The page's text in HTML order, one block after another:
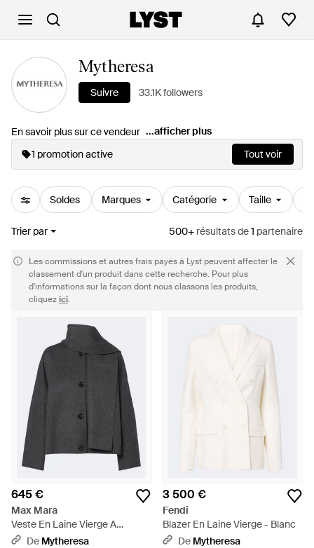
Mytheresa
Suivre 33.1K followers
En savoir plus sur ce vendeur ...afficher plus
1 promotion active
Tout voir
Soldes Marques Catégorie Taille
Trier par 500+ résultatsde1 partenaire
Les commissions et autres frais payés à Lyst peuvent affecter le
classement d'un produit dans cette recherche. Pour plus
d'informations sur la façon dont nous classons les produits,
cliquezici.
645 €
Max Mara
Veste En Laine Vierge A
Echarpe - Noir
De Mytheresa
3 500 €
Fendi
Blazer En Laine Vierge - Blanc
De Mytheresa